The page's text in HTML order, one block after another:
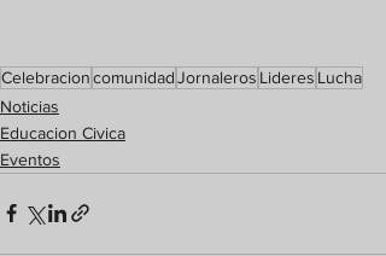
CelebracioncomunidadJornaleros Lideres Lucha
Noticias
Educacion Civica
Eventos